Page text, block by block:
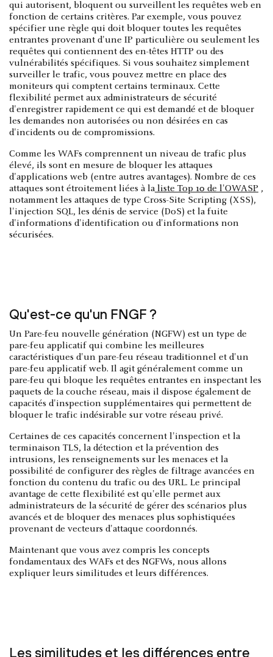
qui autorisent, bloquent ou surveillent les requêtes web en
fonction de certains critères. Par exemple, vous pouvez
spécifier une règle qui doit bloquer toutes les requêtes
entrantes provenant d'une IP particulière ou seulement les
requêtes qui contiennent des en-têtes HTTP ou des
vulnérabilités spécifiques. Si vous souhaitez simplement
surveiller le trafic, vous pouvez mettre en place des
moniteurs qui comptent certains terminaux. Cette
flexibilité permet aux administrateurs de sécurité
d'enregistrer rapidement ce qui est demandé et de bloquer
les demandes non autorisées ou non désirées en cas
d'incidents ou de compromissions.
Comme les WAFs comprennent un niveau de trafic plus
élevé, ils sont en mesure de bloquer les attaques
d'applications web (entre autres avantages). Nombre de ces
attaques sont étroitement liées à la liste Top 10 de l'OWASP ,
notamment les attaques de type Cross-Site Scripting (XSS),
l'injection SQL, les dénis de service (DoS) et la fuite
d'informations d'identification ou d'informations non
sécurisées.
Qu'est-ce qu'un FNGF ?
Un Pare-feu nouvelle génération (NGFW) est un type de
pare-feu applicatif qui combine les meilleures
caractéristiques d'un pare-feu réseau traditionnel et d'un
pare-feu applicatif web. Il agit généralement comme un
pare-feu qui bloque les requêtes entrantes en inspectant les
paquets de la couche réseau, mais il dispose également de
capacités d'inspection supplémentaires qui permettent de
bloquer le trafic indésirable sur votre réseau privé.
Certaines de ces capacités concernent l'inspection et la
terminaison TLS, la détection et la prévention des
intrusions, les renseignements sur les menaces et la
possibilité de configurer des règles de filtrage avancées en
fonction du contenu du trafic ou des URL. Le principal
avantage de cette flexibilité est qu'elle permet aux
administrateurs de la sécurité de gérer des scénarios plus
avancés et de bloquer des menaces plus sophistiquées
provenant de vecteurs d'attaque coordonnés.
Maintenant que vous avez compris les concepts
fondamentaux des WAFs et des NGFWs, nous allons
expliquer leurs similitudes et leurs différences.
Les similitudes et les différences entre